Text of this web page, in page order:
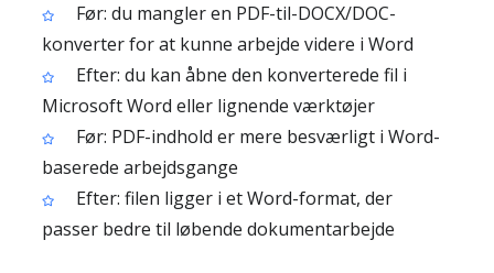
Før: du mangler en PDF-til-DOCX/DOC-
konverter for at kunne arbejde videre i Word
Efter: du kan åbne den konverterede fil i
Microsoft Word eller lignende værktøjer
Før: PDF-indhold er mere besværligt i Word-
baserede arbejdsgange
Efter: filen ligger i et Word-format, der
passer bedre til løbende dokumentarbejde